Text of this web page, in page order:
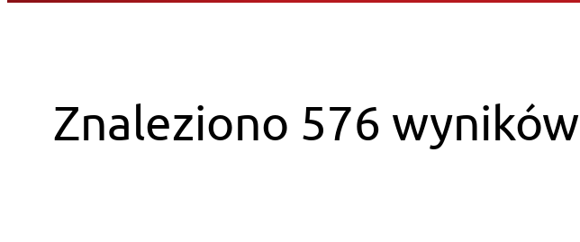
Znaleziono 576 wyników